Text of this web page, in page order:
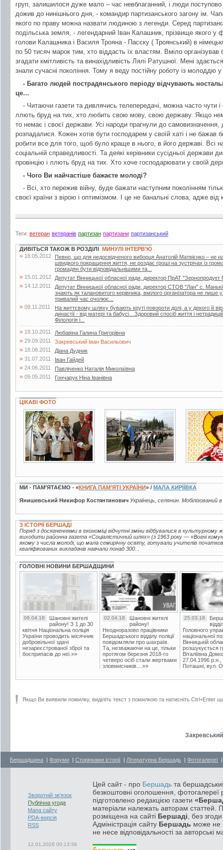
груп, залишилося дуже мало – час невблаганний, і люди поступово
дожив до нинішнього дня, - командир партизанського загону ім.
якого по праву можна назвати людиною з легенди. Серед
подільська земля, - легендарний Іван Калашник, прізвище якого у
голови Калашника і Василя Трояна - Пасєку ( Троянський) в
по 50 тисяч марок тим, хто віддасть їх властям. Вміло
згадати кмітливість та винахідливість Лялі Ратушної. Мені
знали сучасні покоління. Тому я веду постійну роботу із молоддю
- Багато людей пострадянського періоду відчувають
це…
- Читаючи газети та дивлячись телепередачі, можна часто чути і
ллють бруд на тих, хто любить свою мову, свою державу. Якщо
то немає і своєї держави. Усі народи прагнули до самовизначення,
розпадалися. Кожен хотів бути господарем у своїй хаті і не бажав
робити все для того, щоб було краще в нього, в його державі. Всі
соціальній справедливості. Та деякі керівники сусідньої держави
провінцію і ллють бруд на тих. Хто хоче господарювати у своїй
- Чого Ви найчастіше бажаєте молоді?
- Всі, хто пережив війну, буде бажати наступним поколінням
своєї країни з вірою і оптимізмом. І це не банальні слова, адже
Теги: ветеран ветеранів партизан партизани партизанський
ДИВІТЬСЯ ТАКОЖ В РОЗДІЛІ МИНУЛІ ІНТЕРВ'Ю
» 18.05.2012
Певно, що для недосвідченого виборця Анатолій Матвієнко – не
швидкого покращення життя, не роздає гроші на зустрічах із
громадян бути відповідальнішими та...
» 15.01.2012 Депутат Вінницької обласної ради, директор ПрАТ
» 14.12.2011
Депутат Вінницької обласної ради, директор СТОВ "Лан" с.
знають як талановитого керівника, вмілого організатора не
тривалий час очолює...
» 09.11.2011
На життєвому шляху бувають круті повороти долі, а у декого й
династії - від матері та бабусі…Здоровий спосіб життя і
Філологія і...
» 18.10.2011 Любавіна Галина Григорівна
» 29.09.2011 Закревський Іван Васильович
» 18.08.2011 Діана Дудник
» 31.07.2011 Іван Гайдей
» 24.06.2011 Павліченко Наталія Миколаївна
» 09.05.2011 Гончарук Ніна Іванівна
ЦІКАВІ ФОТО
7 фото 3 фото 3 фото
МИ - ПАМ’ЯТАЄМО - «КНИГА ПАМ’ЯТІ УКРАЇНИ» / МАЛА КИРІЇВКА
Янишевський Никифор Костянтинович Українець, селянин. Мобілізований
З ІСТОРІЇ БЕРШАДІ
Поряд з досягненнями в економіці відчутні зміни відбувалися в
виходити районна газета «Соціалістичний шлях» (з 1963 року — «Вогні
якому з числа молоді, що мала семирічну освіту, готували учителів
кваліфікованих викладачів навчали понад 300...
ГОЛОВНІ НОВИНИ БЕРШАДЩИНИ
06.04.18
Шановні жителі
району! З 1 до 30
квітня Національна поліція
України проводить місячник
добровільної здачі
незареєстрованої зброї та
боєприпасів до неї.»»
02.04.18
Шановні жителі
району!
Неодноразово працівники
Бершадського відділу поліції
повідомляли про шахраїв.
Та, незважаючи на це, тільки
протягом березня 2018-го
четверо осіб стали жертвами
зловмисників....»»
25.03.18
Головного
національної
Вінницькій
розшукується
Віталіївна
27.04.1996 р.н.,
Поташні, вул.
Якщо Ви виявили помилку, виділіть текст з помилкою та натисніть Ctrl+Enter
Бершадщина | Форуми | Сторінками історії | Літературна Бершадь | Фотогалереї
Зворотній зв'язок
Публічна угода
Мапа сайту
PDA-версія
RSS
12.01.2026 00:13:56
Цей сайт - про Бершадь та
безкоштовні оголошення, фотогалереї
підготовлено редакцією газети
матеріали належать авторам статтей.
розміщена на сайті Бершаді , без
Адміністрація сайту Бершадь може не
не несе відповідальності за авторські